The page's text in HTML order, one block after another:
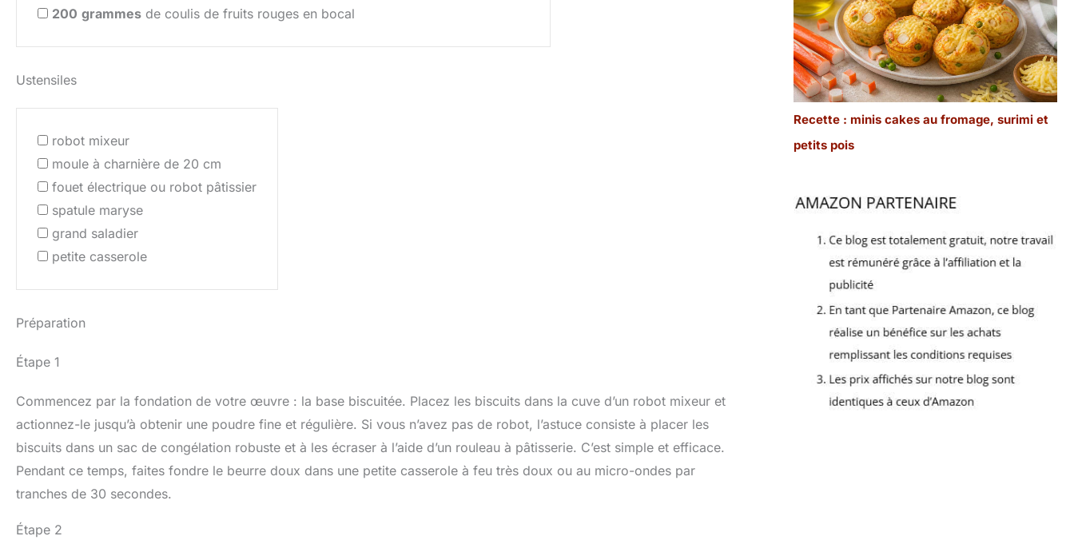
200 grammes de coulis de fruits rouges en bocal
Ustensiles
robot mixeur
moule à charnière de 20 cm
fouet électrique ou robot pâtissier
spatule maryse
grand saladier
petite casserole
Préparation
Étape 1
Commencez par la fondation de votre œuvre : la base biscuitée. Placez les biscuits dans la cuve d’un robot mixeur et
actionnez-le jusqu’à obtenir une poudre fine et régulière. Si vous n’avez pas de robot, l’astuce consiste à placer les
biscuits dans un sac de congélation robuste et à les écraser à l’aide d’un rouleau à pâtisserie. C’est simple et efficace.
Pendant ce temps, faites fondre le beurre doux dans une petite casserole à feu très doux ou au micro-ondes par
tranches de 30 secondes.
Étape 2
Recette : minis cakes au fromage, surimi et
petits pois